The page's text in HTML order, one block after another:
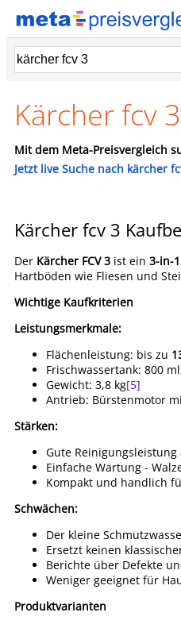
Kärcher fcv
Mit dem Meta-Preisvergleich
Jetzt live Suche nach kärcher
Kärcher fcv 3
Der Kärcher FCV 3 ist ein 3-in-
Hartböden wie Fliesen und
Wichtige Kaufkriterien
Leistungsmerkmale:
Flächenleistung: bis zu
Frischwassertank: 800
Gewicht: 3,8 kg[5]
Antrieb: Bürstenmotor
Stärken:
Gute
Einfache Wartung -
Kompakt und handlich
Schwächen:
Der kleine
Ersetzt keinen
Berichte über Defekte
Weniger geeignet für
Produktvarianten